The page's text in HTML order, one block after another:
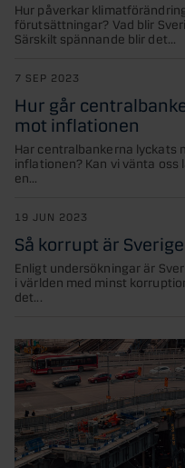
Hur påverkar
förutsättningar? Vad blir
Särskilt spännande blir det...
7 SEP 2023
Hur går
mot inflationen
Har centralbankerna lyckats
inflationen? Kan vi vänta oss
en...
19 JUN 2023
Så korrupt är Sverige
Enligt undersökningar är
i världen med minst
det...